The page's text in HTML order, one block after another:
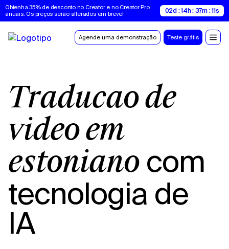
Obtenha 35% de desconto no Creator e no Creator Pro
anuais. Os preços serão alterados em breve!
02d : 14h : 37m : 10s
Agende uma demonstração Teste grátis
Tradução de
vídeo em
estoniano com
tecnologia de
IA